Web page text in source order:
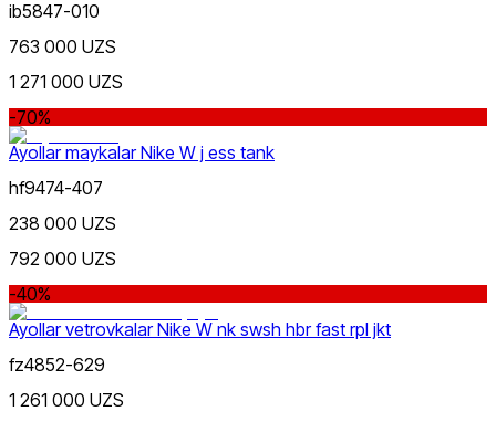
Pushti
Jigarrang
Faqat onlayn (yetkazib berish)
ib5847-010
763 000 UZS
1 271 000 UZS
-70%
Ayollar maykalar Nike W j ess tank
hf9474-407
238 000 UZS
792 000 UZS
-40%
Ayollar vetrovkalar Nike W nk swsh hbr fast rpl jkt
fz4852-629
1 261 000 UZS